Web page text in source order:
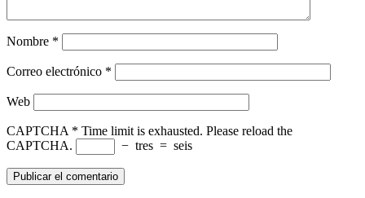
Nombre *
Correo electrónico *
Web
CAPTCHA * Time limit is exhausted. Please reload the
CAPTCHA.
− tres = seis